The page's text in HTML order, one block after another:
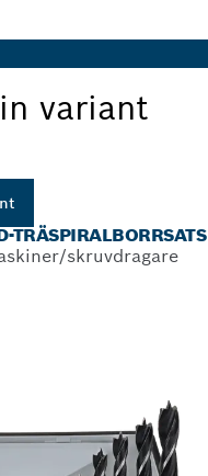
variant
TRÄSPIRALBORRSATS
skruvdragare